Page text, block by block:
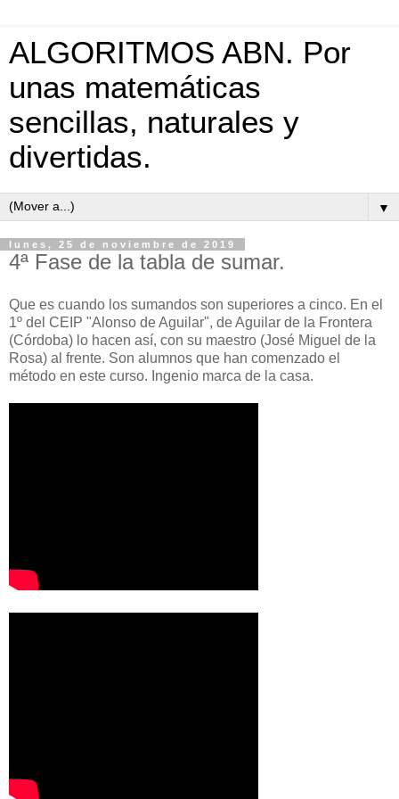
ALGORITMOS ABN. Por
unas matemáticas
sencillas, naturales y
divertidas.
▼
lunes, 25 de noviembre de 2019
4ª Fase de la tabla de sumar.
Que es cuando los sumandos son superiores a cinco. En el
1º del CEIP "Alonso de Aguilar", de Aguilar de la Frontera
(Córdoba) lo hacen así, con su maestro (José Miguel de la
Rosa) al frente. Son alumnos que han comenzado el
método en este curso. Ingenio marca de la casa.